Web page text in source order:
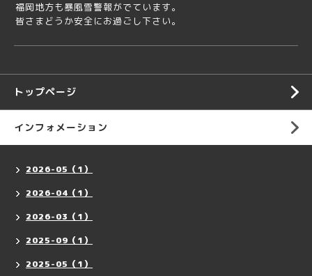
福岡地方も暴風雪警報がでています。
皆さまどうか安全にお過ごし下さい。
トップページ
インフォメーション
2026-05（1）
2026-04（1）
2026-03（1）
2025-09（1）
2025-05（1）